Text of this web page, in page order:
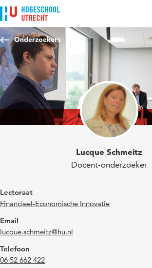
Direct naar de inhoud
Direct naar de hoofdnavigatie
Direct naar de zoekfunctie
Onderzoekers
Lucque Schmeitz
Docent-onderzoeker
Lectoraat
Financieel-Economische Innovatie
Email
lucque.schmeitz@hu.nl
Telefoon
06 52 662 422